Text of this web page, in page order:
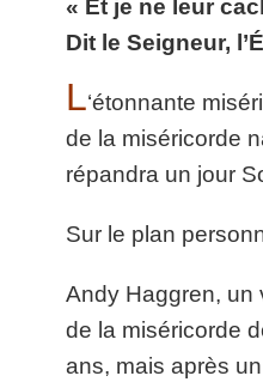
a-moi.mp3 http://
2018/06/Es-tu-lasse-rempli-de-
« Et je ne leur
Dit le Seigneur,
L‘étonnante
de la miséricorde
répandra un jour
Sur le plan
Andy Haggren, un
de la miséricorde
ans, mais après